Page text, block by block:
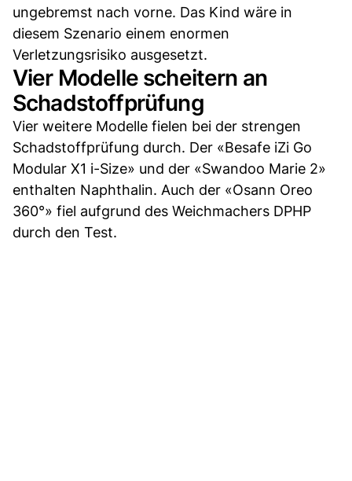
ungebremst nach vorne. Das Kind wäre in
diesem Szenario einem enormen
Verletzungsrisiko ausgesetzt.
Vier Modelle scheitern an
Schadstoffprüfung
Vier weitere Modelle fielen bei der strengen
Schadstoffprüfung durch. Der «Besafe iZi Go
Modular X1 i-Size» und der «Swandoo Marie 2»
enthalten Naphthalin. Auch der «Osann Oreo
360°» fiel aufgrund des Weichmachers DPHP
durch den Test.